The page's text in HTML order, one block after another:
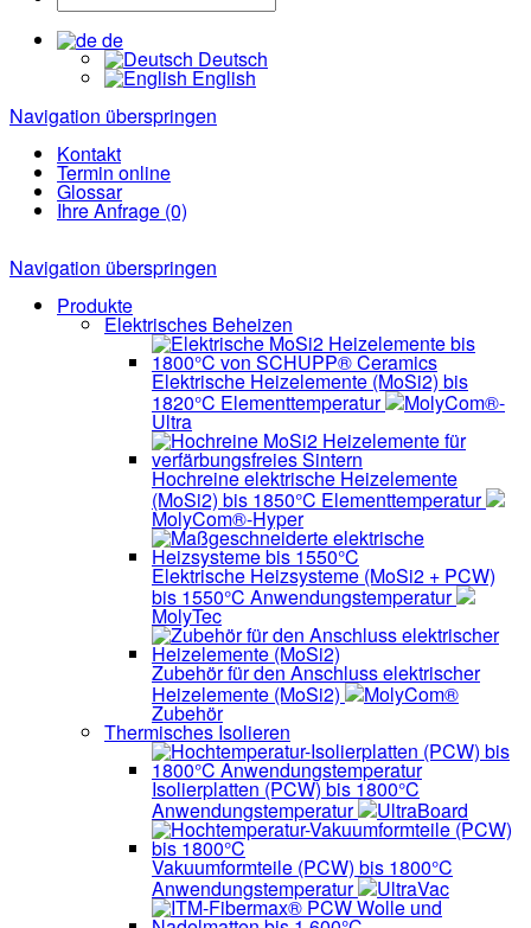
de
Deutsch
English
Navigation überspringen
Kontakt
Termin online
Glossar
Ihre Anfrage (0)
Navigation überspringen
Produkte
Elektrisches Beheizen
Elektrische Heizelemente (MoSi2) bis
1820°C Elementtemperatur MolyCom®-
Ultra
Hochreine elektrische Heizelemente
(MoSi2) bis 1850°C Elementtemperatur
MolyCom®-Hyper
Elektrische Heizsysteme (MoSi2 + PCW)
bis 1550°C Anwendungstemperatur
MolyTec
Zubehör für den Anschluss elektrischer
Heizelemente (MoSi2) MolyCom®
Zubehör
Thermisches Isolieren
Isolierplatten (PCW) bis 1800°C
Anwendungstemperatur UltraBoard
Vakuumformteile (PCW) bis 1800°C
Anwendungstemperatur UltraVac